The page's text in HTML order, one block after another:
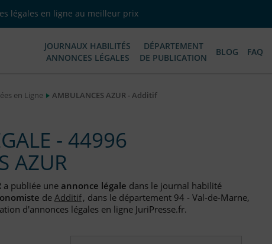
légales en ligne au meilleur prix
JOURNAUX HABILITÉS
ANNONCES LÉGALES
DÉPARTEMENT
DE PUBLICATION
BLOG FAQ
en Ligne AMBULANCES AZUR - Additif
- 44996
AZUR
a publiée une annonce légale dans le journal habilité
deAdditif, dans le département 94 - Val-de-Marne,
d'annonces légales en ligne JuriPresse.fr.